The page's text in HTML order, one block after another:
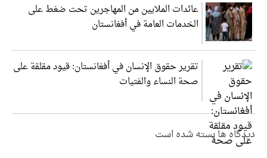
عائدات الملايين من المهاجرين تحت ضغط على
الخدمات العامة في أفغانستان
تقرير حقوق الإنسان في أفغانستان: قيود مقلقة على
صحة النساء والفتيات
دیدگاه ها بسته شده است